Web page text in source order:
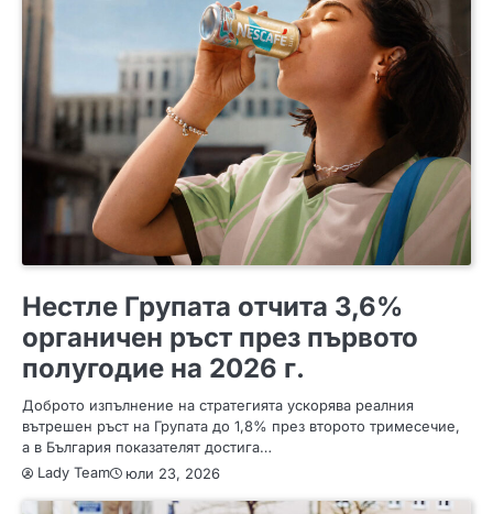
Нестле Групата отчита 3,6%
органичен ръст през първото
полугодие на 2026 г.
Доброто изпълнение на стратегията ускорява реалния
вътрешен ръст на Групата до 1,8% през второто тримесечие,
а в България показателят достига…
Lady Team
юли 23, 2026